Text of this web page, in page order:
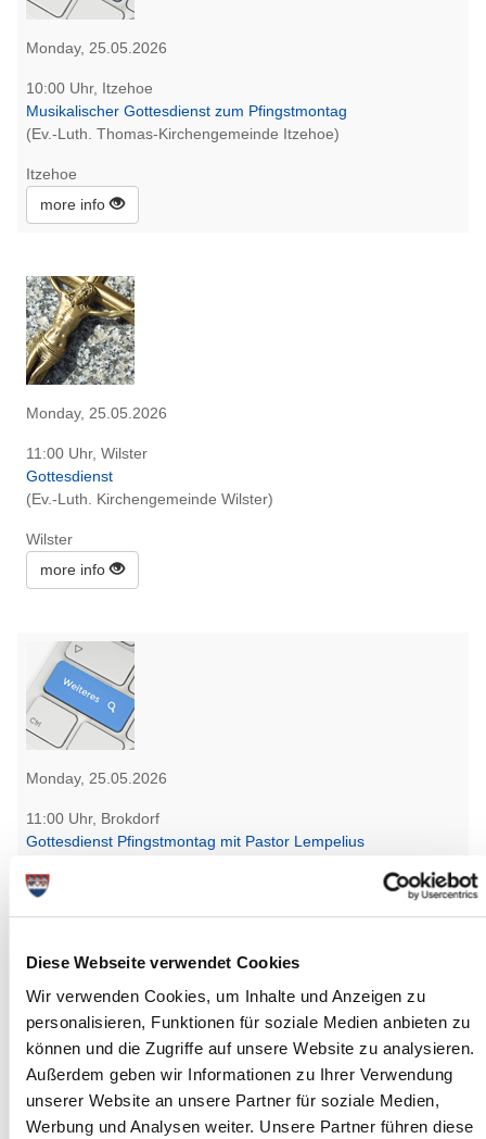
Diese Webseite verwendet Cookies
Wir verwenden Cookies, um Inhalte und Anzeigen zu
personalisieren, Funktionen für soziale Medien anbieten zu
können und die Zugriffe auf unsere Website zu analysieren.
Außerdem geben wir Informationen zu Ihrer Verwendung
unserer Website an unsere Partner für soziale Medien,
Werbung und Analysen weiter. Unsere Partner führen diese
Monday, 25.05.2026
10:00 Uhr, Itzehoe
Musikalischer Gottesdienst zum Pfingstmontag
(Ev.-Luth. Thomas-Kirchengemeinde Itzehoe)
Itzehoe
more info
Monday, 25.05.2026
11:00 Uhr, Wilster
Gottesdienst
(Ev.-Luth. Kirchengemeinde Wilster)
Wilster
more info
Monday, 25.05.2026
11:00 Uhr, Brokdorf
Gottesdienst Pfingstmontag mit Pastor Lempelius
Monday, 25.05.2026
11:00 bis 14:00 Uhr, Schenefeld